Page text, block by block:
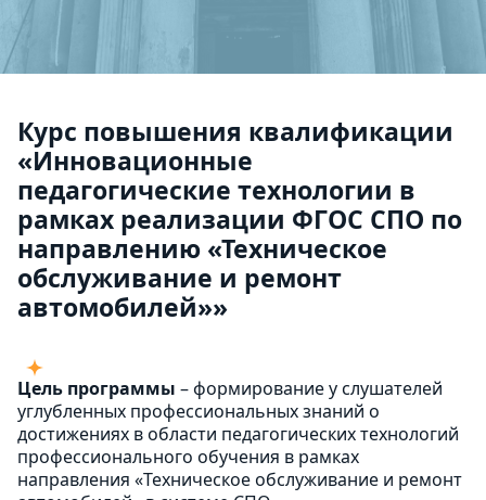
Курс повышения квалификации
«Инновационные
педагогические технологии в
рамках реализации ФГОС СПО по
направлению «Техническое
обслуживание и ремонт
автомобилей»»
Цель программы – формирование у слушателей
углубленных профессиональных знаний о
достижениях в области педагогических технологий
профессионального обучения в рамках
направления «Техническое обслуживание и ремонт